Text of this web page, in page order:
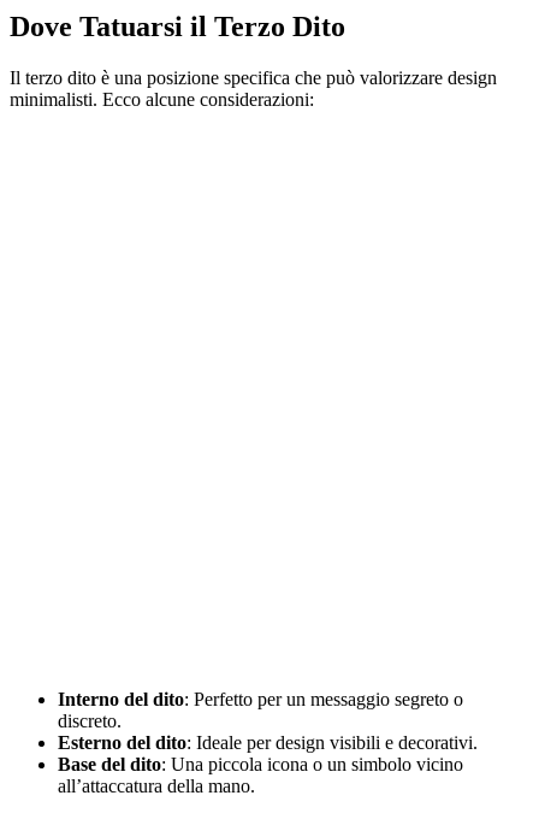
Dove Tatuarsi il Terzo Dito
Il terzo dito è una posizione specifica che può valorizzare design
minimalisti. Ecco alcune considerazioni:
Interno del dito: Perfetto per un messaggio segreto o
discreto.
Esterno del dito: Ideale per design visibili e decorativi.
Base del dito: Una piccola icona o un simbolo vicino
all’attaccatura della mano.